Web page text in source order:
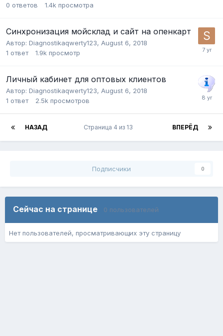
0 ответов 1.4k просмотра
Синхронизация мойсклад и сайт на опенкарт
Автор: Diagnostikaqwerty123, August 6, 2018
1 ответ 1.9k просмотр
Личный кабинет для оптовых клиентов
Автор: Diagnostikaqwerty123, August 6, 2018
1 ответ 2.5k просмотров
НАЗАД ВПЕРЁД
Страница 4 из 13
Подписчики 0
Сейчас на странице 0 пользователей
Нет пользователей, просматривающих эту страницу